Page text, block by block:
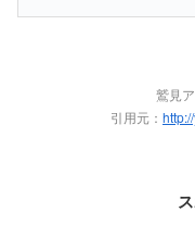
鷲見
引用元：